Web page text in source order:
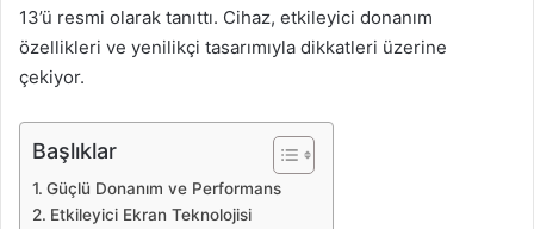
m
e
13’ü resmi olarak tanıttı. Cihaz, etkileyici donanım
özellikleri ve yenilikçi tasarımıyla dikkatleri üzerine
çekiyor.
Başlıklar
Güçlü Donanım ve Performans
Etkileyici Ekran Teknolojisi